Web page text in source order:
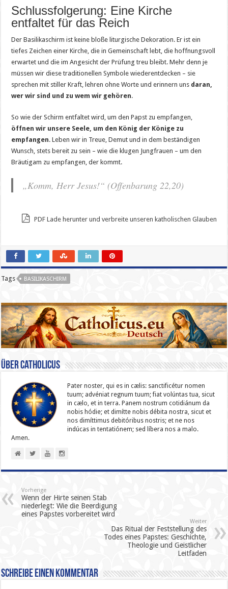
Schlussfolgerung: Eine Kirche
entfaltet für das Reich
Der Basilikaschirm ist keine bloße liturgische Dekoration. Er ist ein
tiefes Zeichen einer Kirche, die in Gemeinschaft lebt, die hoffnungsvoll
erwartet und die im Angesicht der Prüfung treu bleibt. Mehr denn je
müssen wir diese traditionellen Symbole wiederentdecken – sie
sprechen mit stiller Kraft, lehren ohne Worte und erinnern uns daran,
wer wir sind und zu wem wir gehören.
So wie der Schirm entfaltet wird, um den Papst zu empfangen,
öffnen wir unsere Seele, um den König der Könige zu
empfangen. Leben wir in Treue, Demut und in dem beständigen
Wunsch, stets bereit zu sein – wie die klugen Jungfrauen – um den
Bräutigam zu empfangen, der kommt.
„Komm, Herr Jesus!“ (Offenbarung 22,20)
PDF Lade herunter und verbreite unseren katholischen Glauben
Tags BASILIKASCHIRM
Über catholicus
Pater noster, qui es in cælis: sanc­ti­ficétur nomen
tuum; advéniat regnum tuum; fiat volúntas tua, sicut
in cælo, et in terra. Panem nostrum cotidiánum da
nobis hódie; et dimítte nobis débita nostra, sicut et
nos dimíttimus debitóribus nostris; et ne nos
indúcas in ten­ta­tiónem; sed líbera nos a malo.
Amen.
Vorherige
Wenn der Hirte seinen Stab
niederlegt: Wie die Beerdigung
eines Papstes vorbereitet wird
Weiter
Das Ritual der Feststellung des
Todes eines Papstes: Geschichte,
Theologie und Geistlicher
Leitfaden
Schreibe einen Kommentar